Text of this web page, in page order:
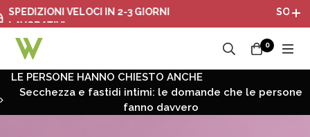
VELOCI IN 2-3 GIORNI
SONO
0
LE PERSONE HANNO CHIESTO ANCHE
Secchezza e fastidi intimi: le domande che le persone
fanno davvero